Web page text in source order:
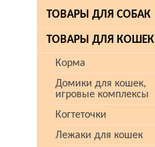
ТОВАРЫ ДЛЯ СОБАК
ТОВАРЫ ДЛЯ КОШЕК
Корма
Домики для кошек,
игровые комплексы
Когтеточки
Лежаки для кошек